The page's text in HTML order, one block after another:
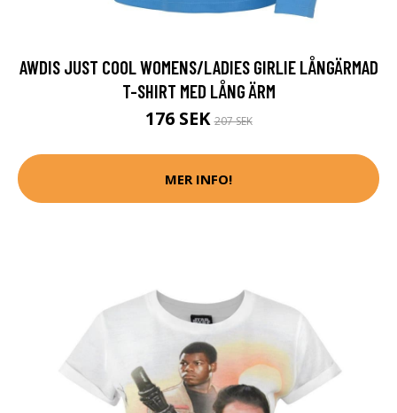
AWDIS JUST COOL WOMENS/LADIES GIRLIE LÅNGÄRMAD
T-SHIRT MED LÅNG ÄRM
176 SEK207 SEK
MER INFO!